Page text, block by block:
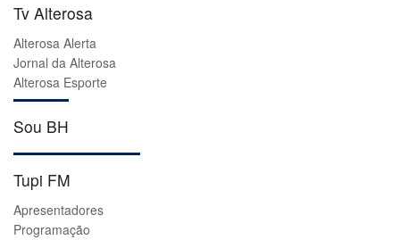
Tv Alterosa
Alterosa Alerta
Jornal da Alterosa
Alterosa Esporte
Sou BH
Tupi FM
Apresentadores
Programação